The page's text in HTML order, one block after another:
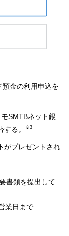
預金の利用申込を
SMTBネット銀
る。
※3
がプレゼントされ
書類を提出して
業日まで